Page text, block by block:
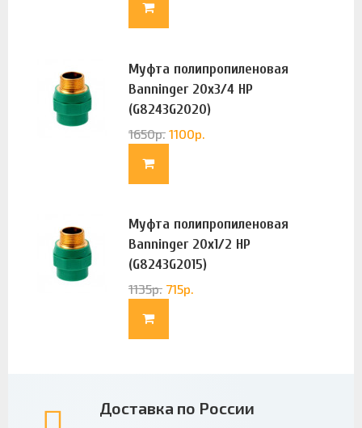
Муфта полипропиленовая
Banninger 20х3/4 НР
(G8243G2020)
1650р. 1100р.
Муфта полипропиленовая
Banninger 20х1/2 НР
(G8243G2015)
1135р. 715р.
Доставка по России